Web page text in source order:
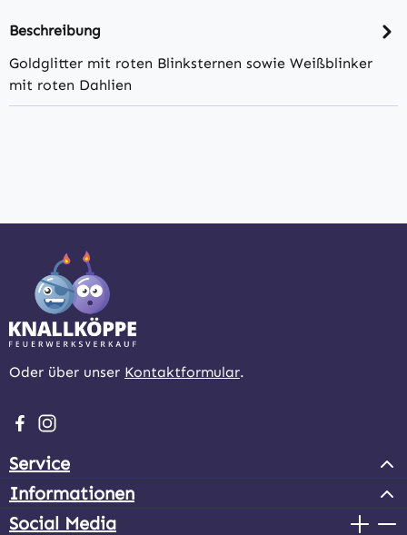
Beschreibung
Goldglitter mit roten Blinksternen sowie Weißblinker
mit roten Dahlien
Oder über unser Kontaktformular.
Besuche uns auf Facebook – öffnet in neuem Tab
Schau auf Instagram vorbei – öffnet in neuem Tab
Service
Informationen
Social Media